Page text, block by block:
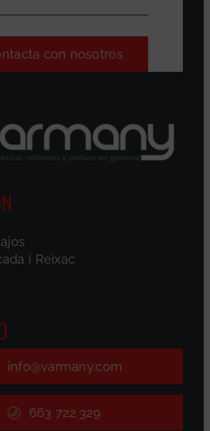
con nosotros
i Reixac
info@varmany.com
663 722 329